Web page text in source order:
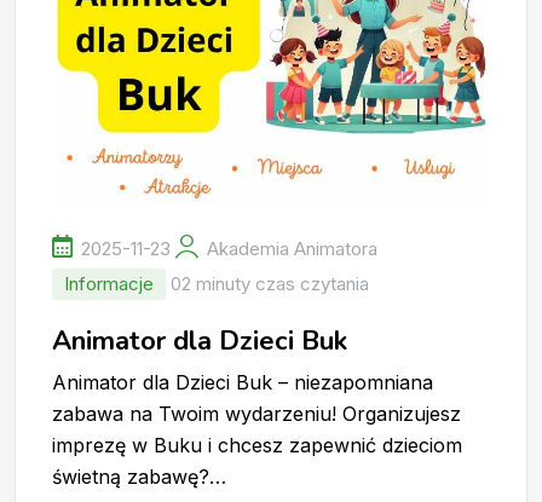
2025-11-23
Akademia Animatora
Informacje
02 minuty czas czytania
Animator dla Dzieci Buk
Animator dla Dzieci Buk – niezapomniana
zabawa na Twoim wydarzeniu! Organizujesz
imprezę w Buku i chcesz zapewnić dzieciom
świetną zabawę?…